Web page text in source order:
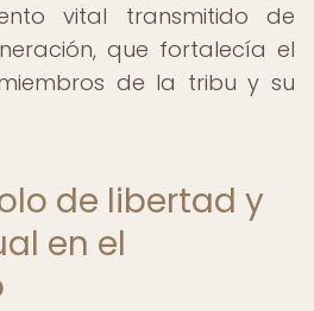
vital transmitido de
que fortalecía el
de la tribu y su
de libertad y
en el